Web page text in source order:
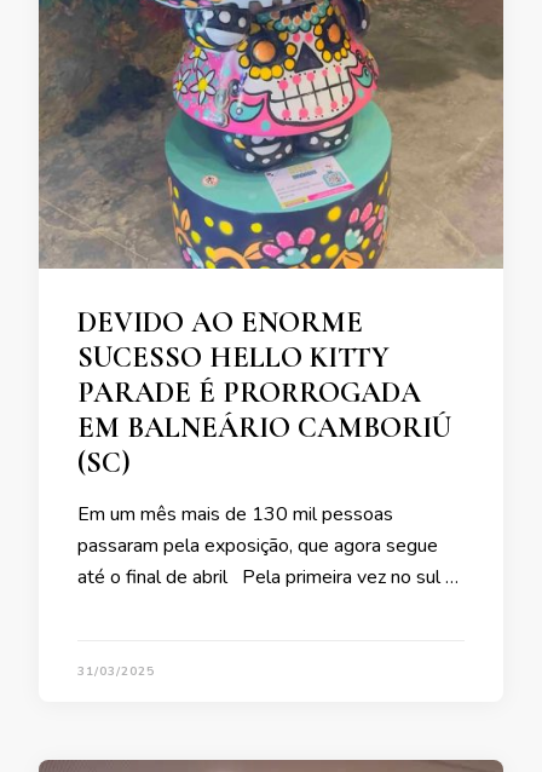
DEVIDO AO ENORME
SUCESSO HELLO KITTY
PARADE É PRORROGADA
EM BALNEÁRIO CAMBORIÚ
(SC)
Em um mês mais de 130 mil pessoas
passaram pela exposição, que agora segue
até o final de abril Pela primeira vez no sul …
31/03/2025